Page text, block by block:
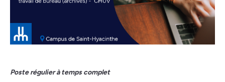
Poste régulier à temps complet